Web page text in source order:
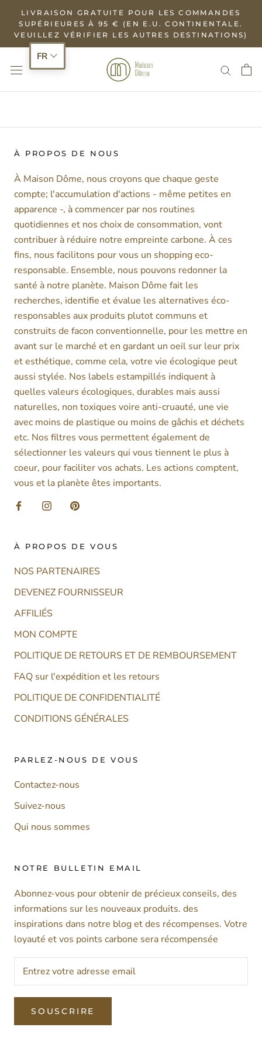
contenu
LIVRAISON GRATUITE POUR LES COMMANDES
SUPÉRIEURES À 95 € (EN E.U. CONTINENTALE.
VEUILLEZ VÉRIFIER LES AUTRES DESTINATIONS)
À PROPOS DE NOUS
À Maison Dôme, nous croyons que chaque geste
compte; l'accumulation d'actions - même petites en
apparence -, à commencer par nos routines
quotidiennes et nos choix de consommation, vont
contribuer à réduire notre empreinte carbone. À ces
fins, nous facilitons pour vous un shopping eco-
responsable. Ensemble, nous pouvons redonner la
santé à notre planète. Maison Dôme fait les
recherches, identifie et évalue les alternatives éco-
responsables aux produits plutot communs et
construits de facon conventionnelle, pour les mettre en
avant sur le marché et en gardant un oeil sur leur prix
et esthétique, comme cela, votre vie écologique peut
aussi stylée. Nos labels estampillés indiquent à
quelles valeurs écologiques, durables mais aussi
naturelles, non toxiques voire anti-cruauté, une vie
avec moins de plastique ou moins de gâchis et déchets
etc. Nos filtres vous permettent également de
sélectionner les valeurs qui vous tiennent le plus à
coeur, pour faciliter vos achats. Les actions comptent,
vous et la planète êtes importants.
À PROPOS DE VOUS
NOS PARTENAIRES
DEVENEZ FOURNISSEUR
AFFILIÉS
MON COMPTE
POLITIQUE DE RETOURS ET DE REMBOURSEMENT
FAQ sur l'expédition et les retours
POLITIQUE DE CONFIDENTIALITÉ
CONDITIONS GÉNÉRALES
PARLEZ-NOUS DE VOUS
Contactez-nous
Suivez-nous
Qui nous sommes
NOTRE BULLETIN EMAIL
Abonnez-vous pour obtenir de précieux conseils, des
informations sur les nouveaux produits. des
inspirations dans notre blog et des récompenses. Votre
loyauté et vos points carbone sera récompensée
SOUSCRIRE
FR